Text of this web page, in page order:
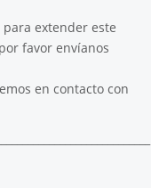
extender este
favor envíanos
en contacto con